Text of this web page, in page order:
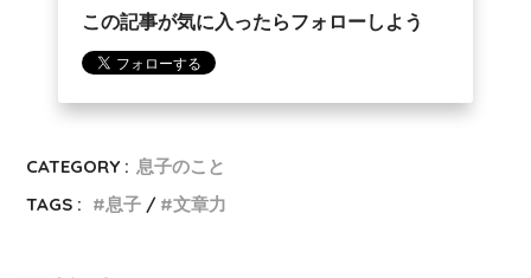
この記事が気に入ったらフォローしよう
CATEGORY : 息子のこと
TAGS :
息子 文章力